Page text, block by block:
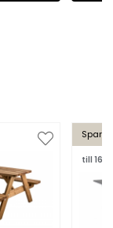
Spara
till 16/8